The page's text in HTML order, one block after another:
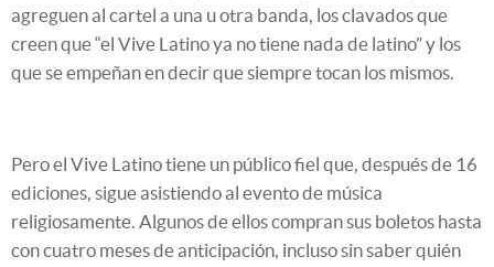
agreguen al cartel a una u otra banda, los clavados que
creen que “el Vive Latino ya no tiene nada de latino” y los
que se empeñan en decir que siempre tocan los mismos.
Pero el Vive Latino tiene un público fiel que, después de 16
ediciones, sigue asistiendo al evento de música
religiosamente. Algunos de ellos compran sus boletos hasta
con cuatro meses de anticipación, incluso sin saber quién